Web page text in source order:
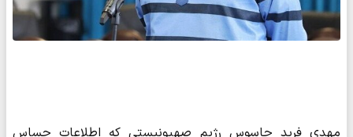
مهدی فرید جاسوس رژیم صهیونیستی که اطلاعات حساس